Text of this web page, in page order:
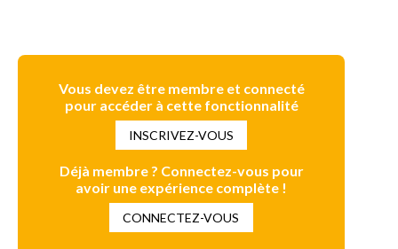
Vous devez être membre et connecté
pour accéder à cette fonctionnalité
INSCRIVEZ-VOUS
Déjà membre ? Connectez-vous pour
avoir une expérience complète !
CONNECTEZ-VOUS